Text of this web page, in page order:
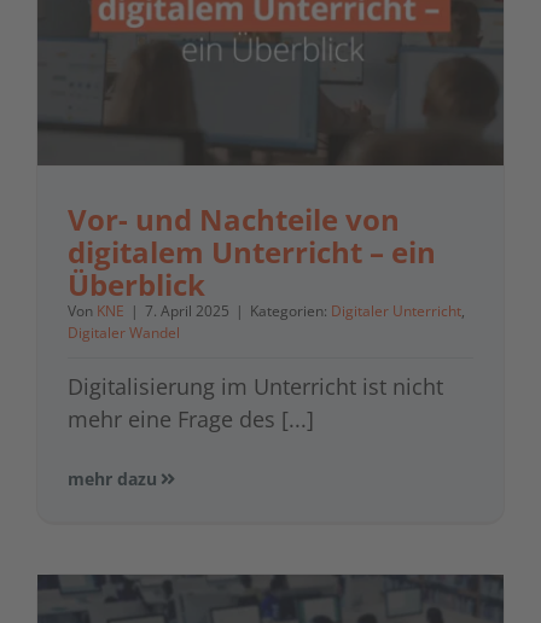
Vor- und Nachteile von
digitalem Unterricht – ein
Überblick
Von KNE | 7. April 2025 | Kategorien: Digitaler Unterricht,
Digitaler Wandel
Digitalisierung im Unterricht ist nicht
mehr eine Frage des [...]
mehr dazu